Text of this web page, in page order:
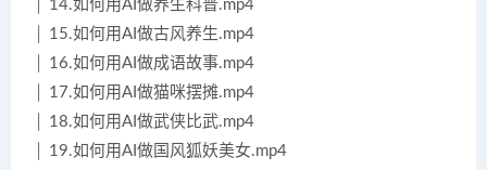
│ 14.如何用AI做养生科普.mp4
│ 15.如何用AI做古风养生.mp4
│ 16.如何用AI做成语故事.mp4
│ 17.如何用AI做猫咪摆摊.mp4
│ 18.如何用AI做武侠比武.mp4
│ 19.如何用AI做国风狐妖美女.mp4